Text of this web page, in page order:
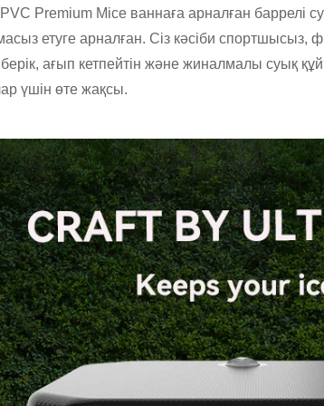
PVC Premium Mice ваннаға арналған баррелі
етуге арналған. Сіз кәсіби спортшысыз,
берік, ағып кетпейтін және жиналмалы суық
үшін өте жақсы.